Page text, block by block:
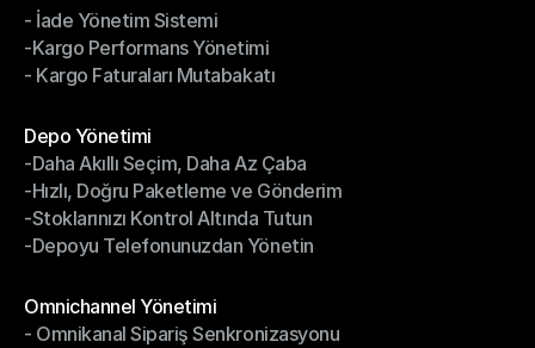
- Sürücü Yönetim Sistemi
- İade Yönetim Sistemi
- İade Yönetim Sistemi
-Kargo Performans Yönetimi
-Kargo Performans Yönetimi
- Kargo Faturaları Mutabakatı
Depo Yönetimi
Depo Yönetimi
-Daha Akıllı Seçim, Daha Az Çaba
-Daha Akıllı Seçim, Daha Az Çaba
-Hızlı, Doğru Paketleme ve Gönderim
-Hızlı, Doğru Paketleme ve Gönderim
-Stoklarınızı Kontrol Altında Tutun
-Stoklarınızı Kontrol Altında Tutun
-Depoyu Telefonunuzdan Yönetin
Omnichannel Yönetimi
Omnichannel Yönetimi
- Omnikanal Sipariş Senkronizasyonu